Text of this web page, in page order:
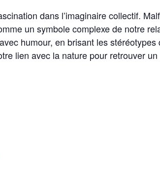
dans l’imaginaire collectif.
un symbole complexe de notre
humour, en brisant les stéréotypes
lien avec la nature pour retrouver